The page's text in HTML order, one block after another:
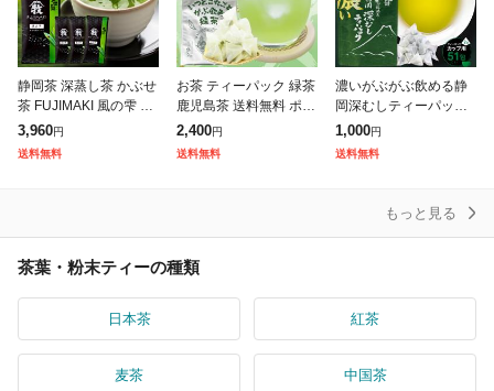
静岡茶 深蒸し茶 かぶせ
茶 FUJIMAKI 風の雫 28
0g (70g入り×4袋) 送料
無料 緑茶 日本茶 お茶
お茶の葉 茶
3,960円
送料無料
お茶 ティーパック 緑茶
鹿児島茶 送料無料 ポイ
ント消化 お徳用 ティー
バッグ 2.5g×100個入
深蒸し茶 大容量 カテキ
2,400円
送料無料
濃いがぶがぶ飲める静
岡深むしティーパック
51個入 お茶 緑茶 茶葉
深蒸し茶 静岡茶 水出し
冷茶 日本茶 濃い 静岡
1,000円
送料無料
もっと見る
茶葉・粉末ティーの種類
日本茶 紅茶
麦茶 中国茶